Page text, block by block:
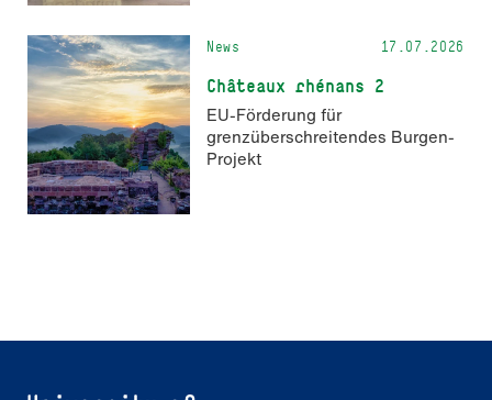
News 17.07.2026
Châteaux rhénans 2
EU-Förderung für
grenzüberschreitendes Burgen-
Projekt